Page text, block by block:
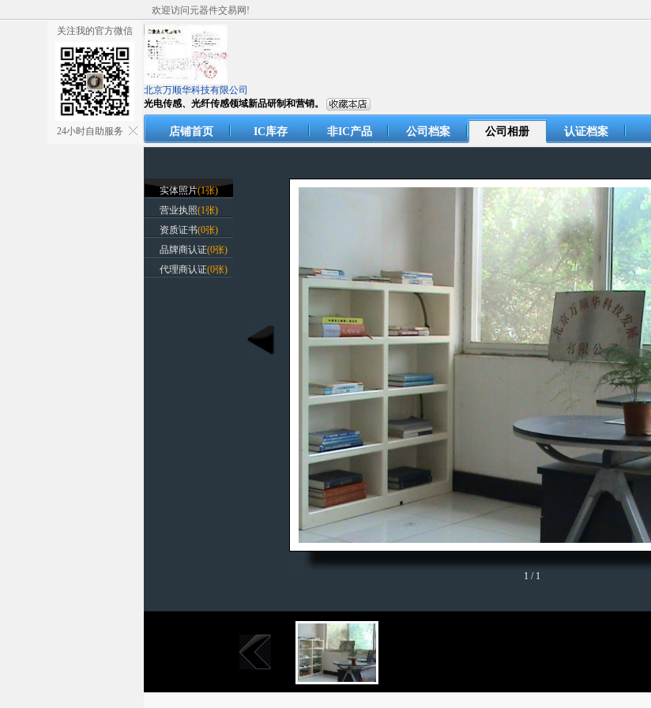
欢迎访问元器件交易网!
北京万顺华科技有限公司
光电传感、光纤传感领域新品研制和营销。
店铺首页 IC库存 非IC产品 公司档案 公司相册 认证档案
实体照片(1张)
营业执照(1张)
资质证书(0张)
品牌商认证(0张)
代理商认证(0张)
1 / 1
关注我的官方微信
24小时自助服务